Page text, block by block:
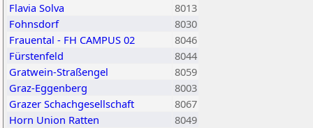
Flavia Solva
8013
Fohnsdorf
8030
Frauental - FH CAMPUS 02
8046
Fürstenfeld
8044
Gratwein-Straßengel
8059
Graz-Eggenberg
8003
Grazer Schachgesellschaft
8067
Horn Union Ratten
8049